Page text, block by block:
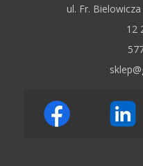
ul. Fr.
12